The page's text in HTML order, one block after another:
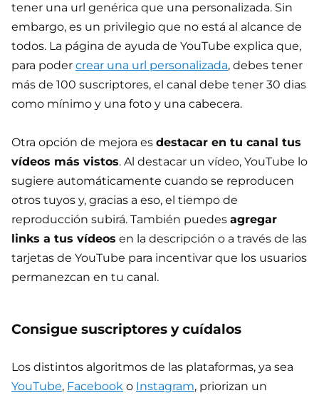
tener una url genérica que una personalizada. Sin
embargo, es un privilegio que no está al alcance de
todos. La página de ayuda de YouTube explica que,
para poder crear una url personalizada, debes tener
más de 100 suscriptores, el canal debe tener 30 dias
como mínimo y una foto y una cabecera.
Otra opción de mejora es destacar en tu canal tus
vídeos más vistos. Al destacar un vídeo, YouTube lo
sugiere automáticamente cuando se reproducen
otros tuyos y, gracias a eso, el tiempo de
reproducción subirá. También puedes agregar
links a tus vídeos en la descripción o a través de las
tarjetas de YouTube para incentivar que los usuarios
permanezcan en tu canal.
Consigue suscriptores y cuídalos
Los distintos algoritmos de las plataformas, ya sea
YouTube, Facebook o Instagram, priorizan un